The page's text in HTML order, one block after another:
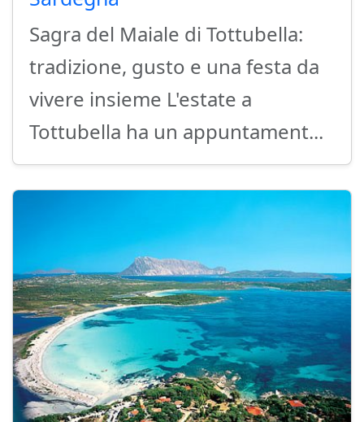
Sagra del Maiale di Tottubella:
tradizione, gusto e una festa da
vivere insieme L'estate a
Tottubella ha un appuntament...